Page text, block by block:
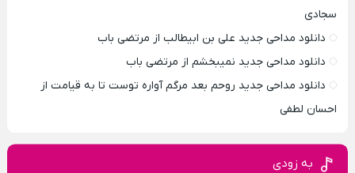
سجادی
دانلود مداحی جدید علی بن ابیطالب از مرتضی باب
دانلود مداحی جدید نمیبخشم از مرتضی باب
دانلود مداحی جدید روحم بعد مرگم آواره توست تا به قیامت از
احسان لطفی
به زودی